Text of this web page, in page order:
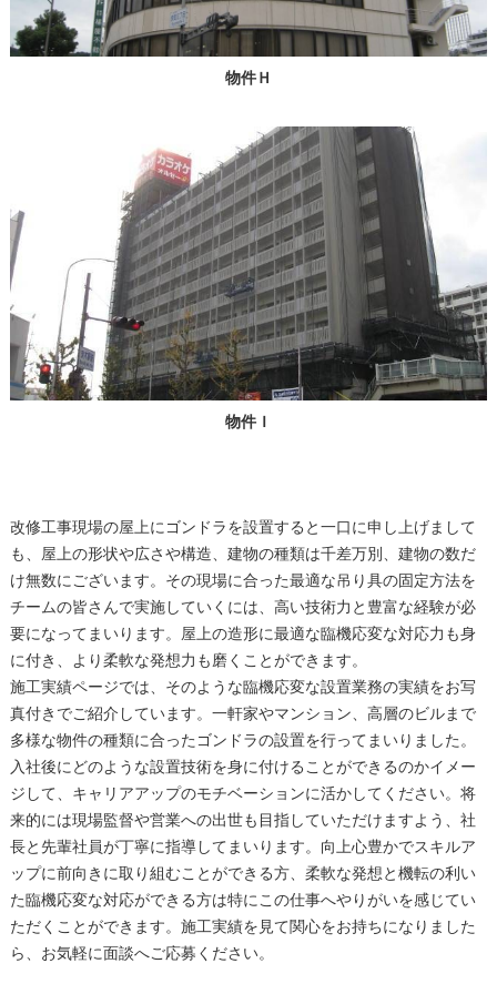
物件Ｈ
物件Ｉ
改修工事現場の屋上にゴンドラを設置すると一口に申し上げまして
も、屋上の形状や広さや構造、建物の種類は千差万別、建物の数だ
け無数にございます。その現場に合った最適な吊り具の固定方法を
チームの皆さんで実施していくには、高い技術力と豊富な経験が必
要になってまいります。屋上の造形に最適な臨機応変な対応力も身
に付き、より柔軟な発想力も磨くことができます。
施工実績ページでは、そのような臨機応変な設置業務の実績をお写
真付きでご紹介しています。一軒家やマンション、高層のビルまで
多様な物件の種類に合ったゴンドラの設置を行ってまいりました。
入社後にどのような設置技術を身に付けることができるのかイメー
ジして、キャリアアップのモチベーションに活かしてください。将
来的には現場監督や営業への出世も目指していただけますよう、社
長と先輩社員が丁寧に指導してまいります。向上心豊かでスキルア
ップに前向きに取り組むことができる方、柔軟な発想と機転の利い
た臨機応変な対応ができる方は特にこの仕事へやりがいを感じてい
ただくことができます。施工実績を見て関心をお持ちになりました
ら、お気軽に面談へご応募ください。